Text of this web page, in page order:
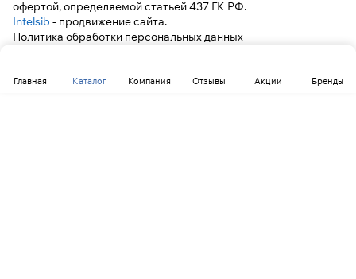
Главная Каталог Компания Отзывы Акции Бренды
офертой, определяемой статьей 437 ГК РФ.
Intelsib - продвижение сайта.
Политика обработки персональных данных